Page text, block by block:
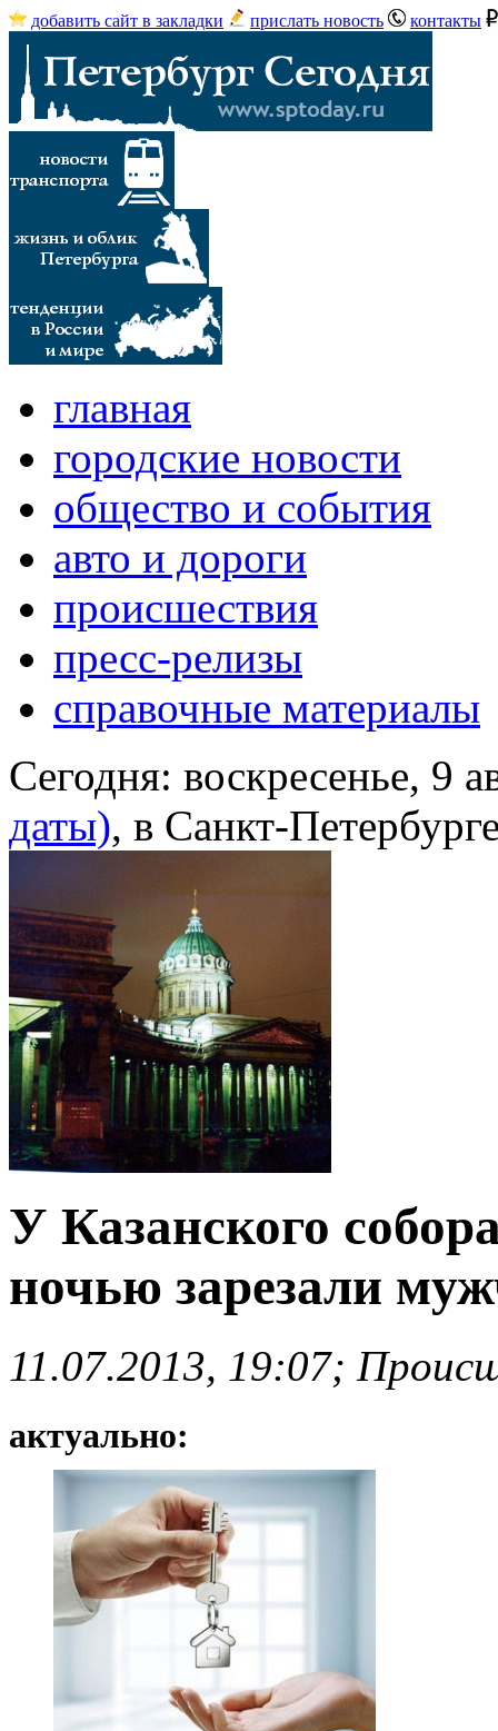
добавить сайт в закладки прислать новость контакты
главная
городские новости
общество и события
авто и дороги
происшествия
пресс-релизы
справочные материалы
Сегодня: воскресенье, 9
даты), в Санкт-
У Казанского
ночью зарезали
11.07.2013, 19:07;
актуально: